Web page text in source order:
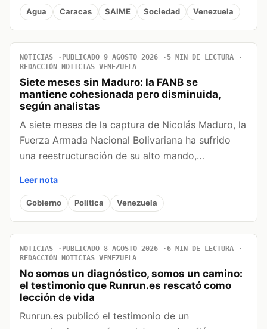
Agua Caracas SAIME Sociedad Venezuela
NOTICIAS PUBLICADO 9 AGOSTO 2026
5 MIN DE LECTURA
REDACCIÓN NOTICIAS VENEZUELA
Siete meses sin Maduro: la FANB se
mantiene cohesionada pero disminuida,
según analistas
A siete meses de la captura de Nicolás Maduro, la
Fuerza Armada Nacional Bolivariana ha sufrido
una reestructuración de su alto mando,…
Leer nota
Gobierno Politica Venezuela
NOTICIAS PUBLICADO 8 AGOSTO 2026
6 MIN DE LECTURA
REDACCIÓN NOTICIAS VENEZUELA
No somos un diagnóstico, somos un camino:
el testimonio que Runrun.es rescató como
lección de vida
Runrun.es publicó el testimonio de un